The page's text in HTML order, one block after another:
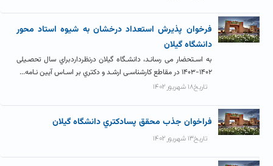
فرخوان پذيرش استعداد درخشان به شيوه استاد محور
دانشگاه گيلان
به اسـتحضار می رسانـد، دانشـگاه گیلان درنظرداردبراي سال تحصـیلی
۱۴۰۲-۱۴۰۳ در مقاطع کارشناسـی ارشـد و دکتري بر اسـاس آیین نـامه...
تاریخ۱۸ شهریور ۱۴۰۲
فراخوان جذب محقق پسادکتري دانشگاه گيلان
تاریخ۱۳ شهریور ۱۴۰۲